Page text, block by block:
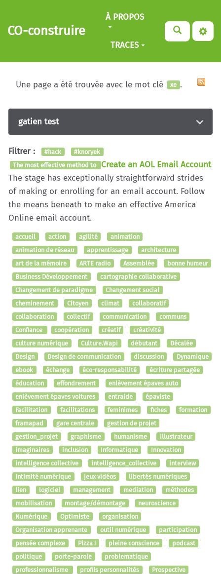
Aller au contenu principal
CO-construire
À PROPOS
TRACES
Une page a été trouvée avec le mot clé xe .
gatien test
Filtrer : #hack
#knoryek
The most effective method to Create an AOL Email Account
The stage has exceptionally straightforward strides
of making or enrolling for an email account. Follow
the means beneath to make an effective America
Online email account.
accueil action agilité
animation
animation de réseau
apprentissage
architecture
art de la mémoire
ARTE radio Assemblée
bonne humeur
Business Développement
cartographie collaborative
Changement de paradigme
Changement social
cheminement
Citoyen climat
collaboratif
collaboration
collectif communication
communs
Confiance
coopération créatif
créativité
culture numérique
Culture.Wapi débutant
Décalée
Design
Design de communication discussion
Dynamique
ebook
échange éco-responsabilité
écriture partagée
éducation
effondrement
enlèvement épaves auto
enlèvement épaves voitures
entraide
épaviste
Facilitation
facilitations feminimes fiches
formation
framapad
gare centrale
gestion de projet
gestion_projet
graphisme humanisme
illustrateur
imaginaires
inclusion Informatique
Innovation
intelligence collective
intelligence_collective
interview
intimité numérique
jeux vidéos
libertés numériques
lien
logiciel management mediation
méthodes
mobilisation
montage/démontage
neuroscience
Numérique
Optimiste
organisation
Organisation apprenante
outil numérique
participation
pensée complexe
Pizza ! pleine conscience
podcast
politique
porte-parole
problematique
professionnalisme
profils personnalités
Prospective